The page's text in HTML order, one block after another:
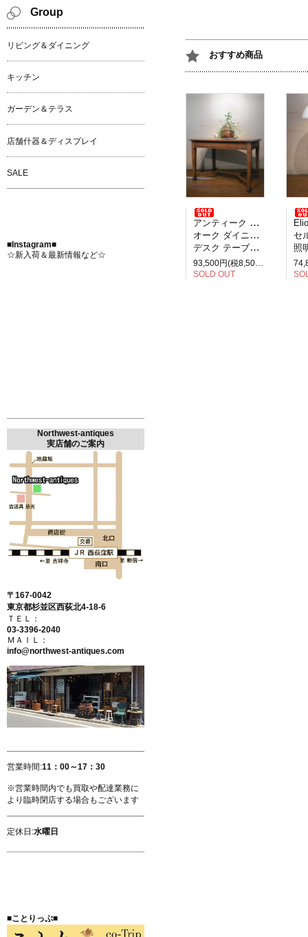
おすすめ商品
アンティーク イギリス製
オーク ダイニングテーブル
デスク テーブル 2人掛け
93,500円(税8,500円)
SOLD OUT
Elio
セル
照明
Group
リビング＆ダイニング
キッチン
ガーデン＆テラス
店舗什器＆ディスプレイ
SALE
■Instagram■
☆新入荷＆最新情報など☆
Northwest-antiques
実店舗のご案内
〒167-0042
東京都杉並区西荻北4-18-6
ＴＥＬ：
03-3396-2040
ＭＡＩＬ：
info@northwest-antiques.com
営業時間:11：00～17：30
※営業時間内でも買取や配達業務に
より臨時閉店する場合もございます
定休日:水曜日
■ことりっぷ■